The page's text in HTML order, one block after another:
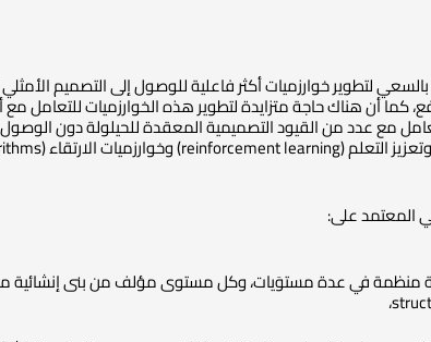
لتطوير خوارزميات أكثر فاعلية للوصول إلى التصميم
كما أن هناك حاجة متزايدة لتطوير هذه الخوارزميات للتعامل
مع عدد من القيود التصميمية المعقدة للحيلولة دون